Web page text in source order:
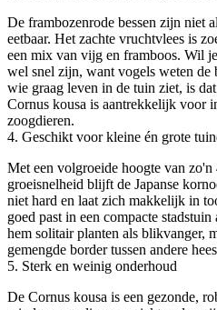
De frambozenrode bessen zijn niet
eetbaar. Het zachte vruchtvlees is
een mix van vijg en framboos. Wil
wel snel zijn, want vogels weten
wie graag leven in de tuin ziet, is
Cornus kousa is aantrekkelijk voor
zoogdieren.
4. Geschikt voor kleine én grote
Met een volgroeide hoogte van zo'n
groeisnelheid blijft de Japanse
niet hard en laat zich makkelijk in
goed past in een compacte
hem solitair planten als blikvanger,
gemengde border tussen andere
5. Sterk en weinig onderhoud
De Cornus kousa is een gezonde,